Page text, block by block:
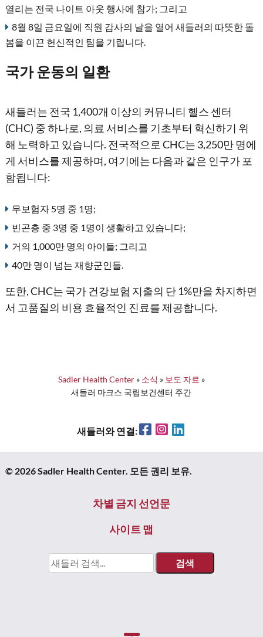
열리는 전국 나이트 아웃 행사에 참가; 그리고
8월 8일 금요일에 직원 감사의 날을 열어 새들러의 따뜻한 돌
봄을 이끈 헌신적인 팀을 기립니다.
국가 운동의 일환
새들러는 전국 1,400개 이상의 커뮤니티 헬스 센터
(CHC) 중 하나로, 의료 서비스를 기초부터 혁신하기 위
해 노력하고 있습니다. 전국적으로 CHC는 3,250만 명에
게 서비스를 제공하며, 여기에는 다음과 같은 인구가 포
함됩니다:
무보험자 5명 중 1명;
빈곤층 중 3명 중 1명이 생활하고 있습니다;
거의 1,000만 명의 아이들; 그리고
40만 명이 넘는 재향군인들.
또한, CHC는 국가 건강보험 지출의 단 1%만을 차지하면
서 고품질의 비용 효율적인 진료를 제공합니다.
Sadler Health Center» 소식 » 보도 자료 »
새들러 마크스 국립보건센터 주간
새들러와 연결: FacebookInstagram
© 2026 Sadler Health Center. 모든 권리 보유.
차별 금지 선언문
사이트 맵
검
색: